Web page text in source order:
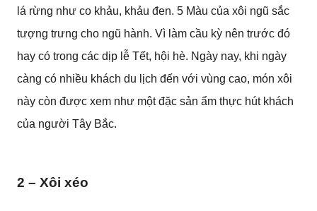
lá rừng như co khảu, khảu đen. 5 Màu của xôi ngũ sắc
tượng trưng cho ngũ hành. Vì làm cầu kỳ nên trước đó
hay có trong các dịp lễ Tết, hội hè. Ngày nay, khi ngày
càng có nhiều khách du lịch đến với vùng cao, món xôi
này còn được xem như một đặc sản ẩm thực hút khách
của người Tây Bắc.
2 – Xôi xéo